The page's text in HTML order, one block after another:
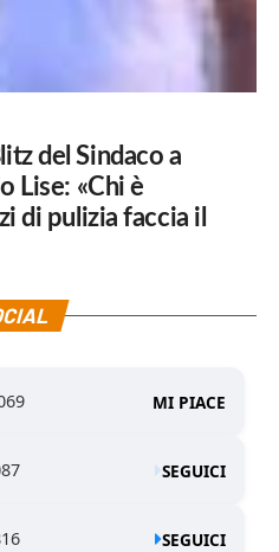
del Sindaco a
Lise: «Chi è
di pulizia faccia il
MI PIACE
SEGUICI
SEGUICI